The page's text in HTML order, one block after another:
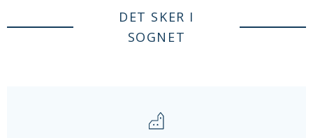
DET SKER I
SOGNET